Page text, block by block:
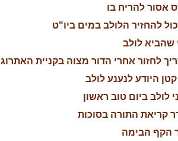
אסור להריח בו
להחזיר הלולב במים ביו"ט
שהביא לולב
לחזור אחרי הדור מצוה בקניית האתרוג
קטן היודע לנענע לולב
לולב ביום טוב ראשון
קריאת התורה בסוכות
הקף הבימה